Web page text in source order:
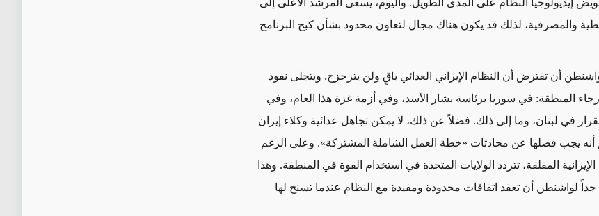
والمصرفية، لذلك قد يكون هناك مجال لتعاون محدود بشأنكبح البرنامج
أن تفترض أن النظام الإيراني العدائي باقٍ ولن يتزحزح. ويتجلى نفوذ
المنطقة: في سوريا برئاسة بشار الأسد، وفي أزمة غزة هذا العام، وفي
في لبنان، وما إلى ذلك. فضلاً عن ذلك، لا يمكن تجاهل عدائية وكلاء إيران
أنه يجب فصلها عن محادثات «خطة العمل الشاملة المشتركة». وعلى الرغم
المقلقة، تتردد الولايات المتحدة في استخدام القوة في المنطقة. وهذا
لواشنطن أن تعقد اتفاقات محدودة ومفيدة مع النظام عندما تسنح لها